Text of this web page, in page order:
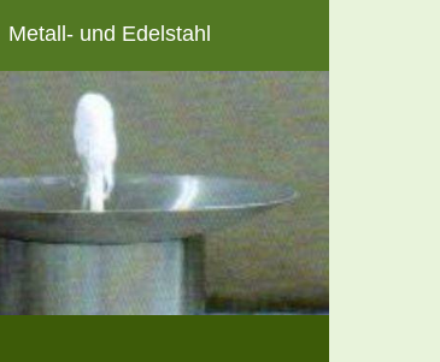
Metall- und Edelstahl